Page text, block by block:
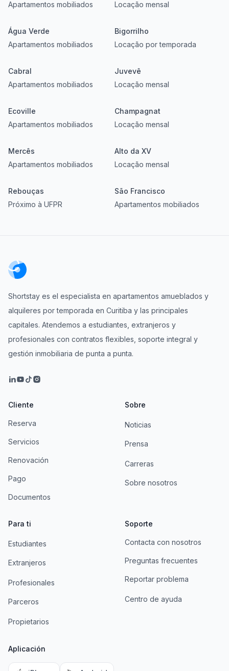
Apartamentos mobiliados
Locação mensal
Água Verde
Apartamentos mobiliados
Bigorrilho
Locação por temporada
Cabral
Apartamentos mobiliados
Juvevê
Locação mensal
Ecoville
Apartamentos mobiliados
Champagnat
Locação mensal
Mercês
Apartamentos mobiliados
Alto da XV
Locação mensal
Rebouças
Próximo à UFPR
São Francisco
Apartamentos mobiliados
Shortstay es el especialista en apartamentos amueblados y
alquileres por temporada en Curitiba y las principales
capitales. Atendemos a estudiantes, extranjeros y
profesionales con contratos flexibles, soporte integral y
gestión inmobiliaria de punta a punta.
Cliente
Reserva
Servicios
Renovación
Pago
Documentos
Sobre
Noticias
Prensa
Carreras
Sobre nosotros
Para ti
Estudiantes
Extranjeros
Profesionales
Parceros
Propietarios
Soporte
Contacta con nosotros
Preguntas frecuentes
Reportar problema
Centro de ayuda
Aplicación